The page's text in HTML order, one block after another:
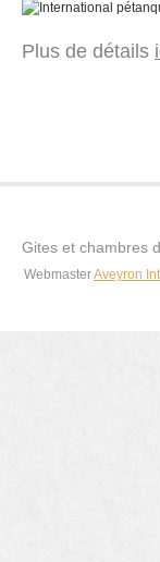
Plus de détails
Gites et chambres
WebmasterAveyron